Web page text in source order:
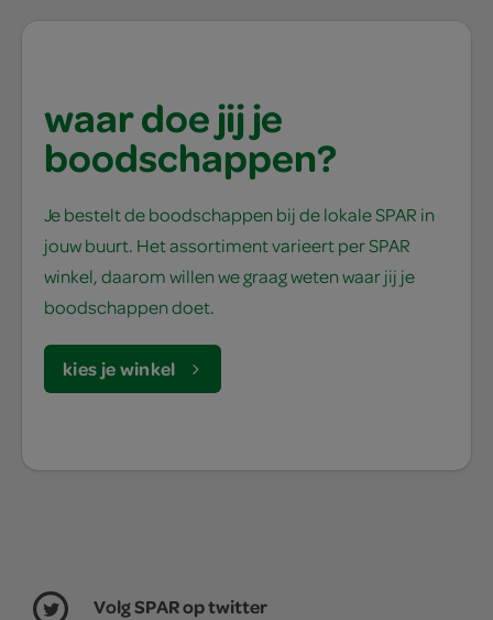
waar doe jij je
boodschappen?
Je bestelt de boodschappen bij de lokale SPAR in
jouw buurt. Het assortiment varieert per SPAR
winkel, daarom willen we graag weten waar jij je
boodschappen doet.
kies je winkel
Volg SPAR op twitter